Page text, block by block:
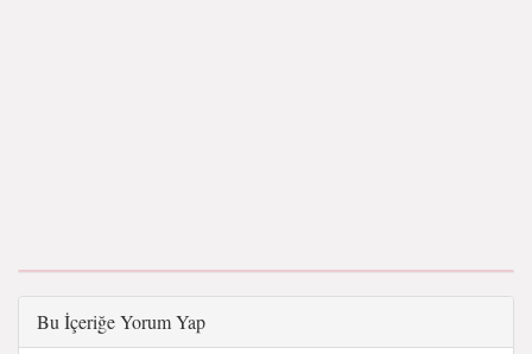
Bu İçeriğe Yorum Yap